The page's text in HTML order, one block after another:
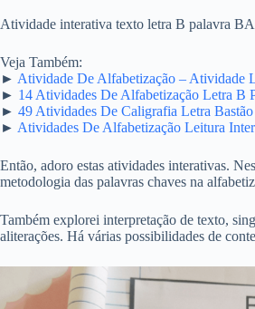
Atividade interativa texto letra B palavra
Veja Também:
► Atividade De Alfabetização – Atividade
► 14 Atividades De Alfabetização Letra B
► 49 Atividades De Caligrafia Letra Bastão
► Atividades De Alfabetização Leitura
Então, adoro estas atividades interativas.
metodologia das palavras chaves na
Também explorei interpretação de texto,
aliterações. Há várias possibilidades de